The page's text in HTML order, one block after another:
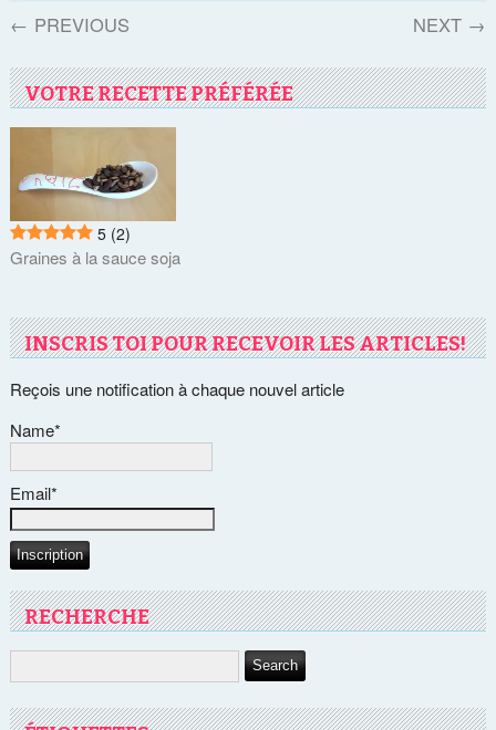
← PREVIOUS NEXT →
VOTRE RECETTE PRÉFÉRÉE
5 (2)
Graines à la sauce soja
INSCRIS TOI POUR RECEVOIR LES ARTICLES!
Reçois une notification à chaque nouvel article
Name*
Email*
RECHERCHE